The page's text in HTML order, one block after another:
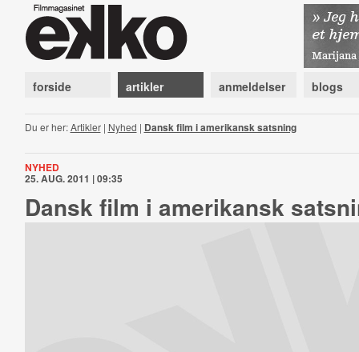
forside artikler anmeldelser blogs
Du er her:Artikler| Nyhed | Dansk film i amerikansk satsning
NYHED
25. AUG. 2011 | 09:35
Dansk film i amerikansk